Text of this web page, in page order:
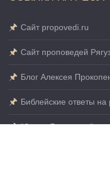
Сайт propovedi.ru
Сайт проповедей
Блог Алексея
Библейские ответы
"Слово Благодати"